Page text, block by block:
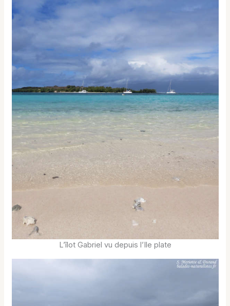
L’îlot Gabriel vu depuis l’Ile plate